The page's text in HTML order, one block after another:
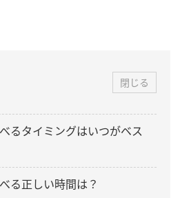
閉じる
るタイミングはいつがベス
る正しい時間は？